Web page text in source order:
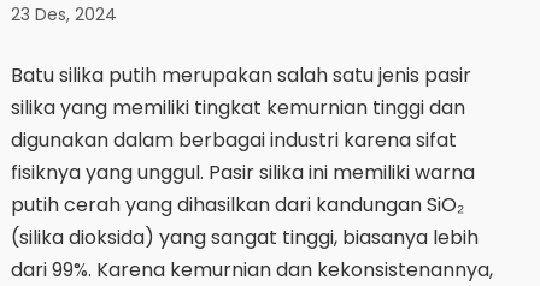
23 Des, 2024
Batu silika putih merupakan salah satu jenis pasir
silika yang memiliki tingkat kemurnian tinggi dan
digunakan dalam berbagai industri karena sifat
fisiknya yang unggul. Pasir silika ini memiliki warna
putih cerah yang dihasilkan dari kandungan SiO₂
(silika dioksida) yang sangat tinggi, biasanya lebih
dari 99%. Karena kemurnian dan kekonsistenannya,